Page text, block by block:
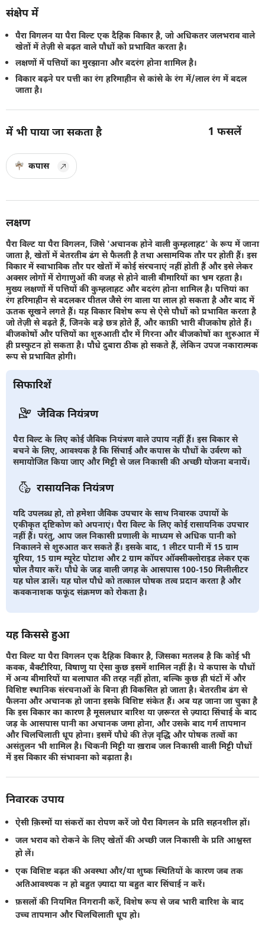
संक्षेप में
पैरा विगलन या पैरा विल्ट एक दैहिक विकार है, जो अधिकतर जलभराव वाले
खेतों में तेज़ी से बढ़त वाले पौधों को प्रभावित करता है।
लक्षणों में पत्तियों का मुरझाना और बदरंग होना शामिल है।
विकार बढ़ने पर पत्ती का रंग हरिमाहीन से कांसे के रंग में/लाल रंग में बदल
जाता है।
में भी पाया जा सकता है 1 फसलें
कपास
लक्षण
पैरा विल्ट या पैरा विगलन, जिसे 'अचानक होने वाली कुम्हलाहट' के रूप में जाना
जाता है, खेतों में बेतरतीब ढंग से फैलती है तथा असामयिक तौर पर होती हैं। इस
विकार में स्वाभाविक तौर पर खेतों में कोई संरचनाएं नहीं होती हैं और इसे लेकर
अक्सर लोगों में रोगाणुओं की वजह से होने वाली बीमारियों का भ्रम रहता है।
मुख्य लक्षणों में पत्तियों की कुम्हलाहट और बदरंग होना शामिल है। पत्तियां का
रंग हरिमाहीन से बदलकर पीतल जैसे रंग वाला या लाल हो सकता है और बाद में
ऊतक सूखने लगते हैं। यह विकार विशेष रूप से ऐसे पौधों को प्रभावित करता है
जो तेज़ी से बढ़ते हैं, जिनके बड़े छत्र होते हैं, और काफ़ी भारी बीजकोष होते हैं।
बीजकोषों और पत्तियों का शुरुआती दौर में गिरना और बीजकोषों का शुरुआत में
ही प्रस्फुटन हो सकता है। पौधे दुबारा ठीक हो सकते हैं, लेकिन उपज नकारात्मक
रूप से प्रभावित होगी।
सिफारिशें
जैविक नियंत्रण
पैरा विल्ट के लिए कोई जैविक नियंत्रण वाले उपाय नहीं हैं। इस विकार से
बचने के लिए, आवश्यक है कि सिंचाई और कपास के पौधों के उर्वरण को
समायोजित किया जाए और मिट्टी से जल निकासी की अच्छी योजना बनायें।
रासायनिक नियंत्रण
यदि उपलब्ध हो, तो हमेशा जैविक उपचार के साथ निवारक उपायों के
एकीकृत दृष्टिकोण को अपनाएं। पैरा विल्ट के लिए कोई रासायनिक उपचार
नहीं हैं। परंतु, आप जल निकासी प्रणाली के माध्यम से अधिक पानी को
निकालने से शुरुआत कर सकते हैं। इसके बाद, 1 लीटर पानी में 15 ग्राम
यूरिया, 15 ग्राम म्यूरेट पोटाश और 2 ग्राम कॉपर ऑक्सीक्लोराइड लेकर एक
घोल तैयार करें। पौधे के जड़ वाली जगह के आसपास 100-150 मिलीलीटर
यह घोल डालें। यह घोल पौधे को तत्काल पोषक तत्व प्रदान करता है और
कवकनाशक फफूंद संक्रमण को रोकता है।
यह किससे हुआ
पैरा विल्ट या पैरा विगलन एक दैहिक विकार है, जिसका मतलब है कि कोई भी
कवक, बैक्टीरिया, विषाणु या ऐसा कुछ इसमें शामिल नहीं है। ये कपास के पौधों
में अन्य बीमारियों या बलाघात की तरह नहीं होता, बल्कि कुछ ही घंटों में और
विशिष्ट स्थानिक संरचनाओं के बिना ही विकसित हो जाता है। बेतरतीब ढंग से
फैलना और अचानक हो जाना इसके विशिष्ट संकेत हैं। अब यह जाना जा चुका है
कि इस विकार का कारण है मूसलधार बारिश या ज़रूरत से ज़्यादा सिंचाई के बाद
जड़ के आसपास पानी का अचानक जमा होना, और उसके बाद गर्म तापमान
और चिलचिलाती धूप होना। इसमें पौधे की तेज़ वृद्धि और पोषक तत्वों का
असंतुलन भी शामिल है। चिकनी मिट्टी या ख़राब जल निकासी वाली मिट्टी पौधों
में इस विकार की संभावना को बढ़ाता है।
निवारक उपाय
ऐसी क़िस्मों या संकरों का रोपण करें जो पैरा विगलन के प्रति सहनशील हों।
जल भराव को रोकने के लिए खेतों की अच्छी जल निकासी के प्रति आश्वस्त
हो लें।
एक विशिष्ट बढ़त की अवस्था और/या शुष्क स्थितियों के कारण जब तक
अतिआवश्यक न हो बहुत ज़्यादा या बहुत बार सिंचाई न करें।
फ़सलों की नियमित निगरानी करें, विशेष रूप से जब भारी बारिश के बाद
उच्च तापमान और चिलचिलाती धूप हो।